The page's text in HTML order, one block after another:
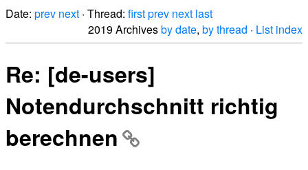
Date: prev next · Thread: firstprev next last
2019 Archivesby date, by thread · List index
Re: [de-users]
Notendurchschnitt richtig
berechnen